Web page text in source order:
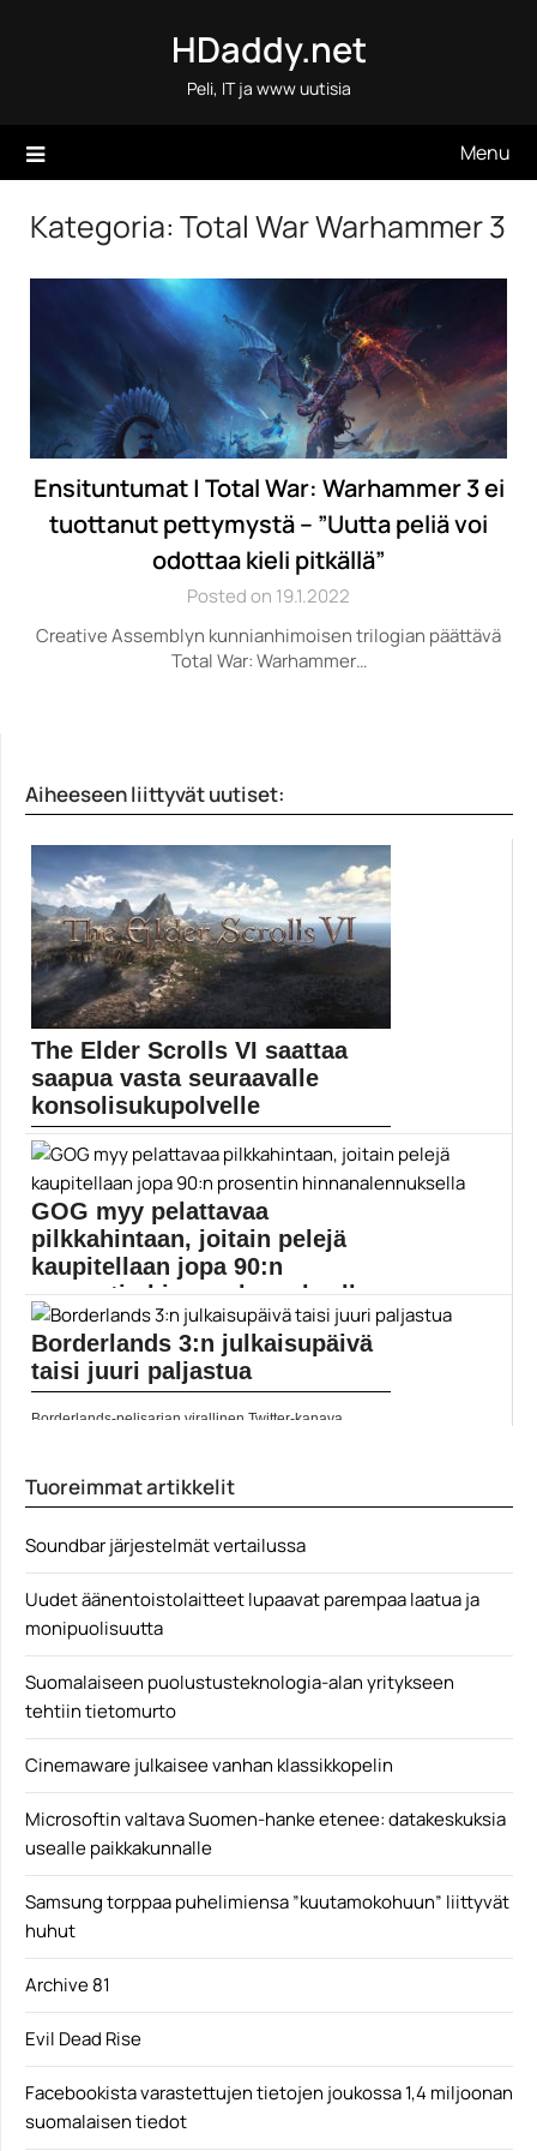
HDaddy.net
Peli, IT ja www uutisia
Menu
Kategoria: Total War Warhammer 3
Ensituntumat | Total War: Warhammer 3 ei
tuottanut pettymystä – ”Uutta peliä voi
odottaa kieli pitkällä”
Posted on 19.1.2022
Creative Assemblyn kunnianhimoisen trilogian päättävä
Total War: Warhammer…
Aiheeseen liittyvät uutiset:
The Elder Scrolls VI saattaa
saapua vasta seuraavalle
konsolisukupolvelle
Bethesdan markkinoinnista vastaavan Pete Hinesin
mukaan The Elder...
Bethesda
GOG myy pelattavaa
pilkkahintaan, joitain pelejä
kaupitellaan jopa 90:n
prosentin hinnanalennuksella
GOG-pelikaupasta on mahdollista hankkia halpaa
pelattavaa, kiitos Made...
Call of Juarez
Borderlands 3:n julkaisupäivä
taisi juuri paljastua
Borderlands-pelisarjan virallinen Twitter-kanava
Tuoreimmat artikkelit
Soundbar järjestelmät vertailussa
Uudet äänentoistolaitteet lupaavat parempaa laatua ja
monipuolisuutta
Suomalaiseen puolustusteknologia-alan yritykseen
tehtiin tietomurto
Cinemaware julkaisee vanhan klassikkopelin
Microsoftin valtava Suomen-hanke etenee: datakeskuksia
usealle paikkakunnalle
Samsung torppaa puhelimiensa ”kuutamokohuun” liittyvät
huhut
Archive 81
Evil Dead Rise
Facebookista varastettujen tietojen joukossa 1,4 miljoonan
suomalaisen tiedot